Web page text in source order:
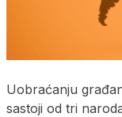
Uobraćanju
sastoji od tri